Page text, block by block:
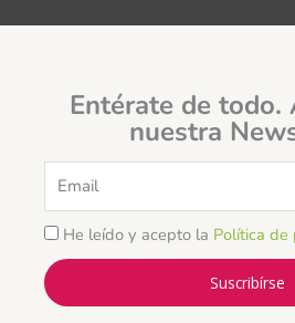
Entérate de todo.
nuestra
He leído y acepto la Política de
Suscribírse